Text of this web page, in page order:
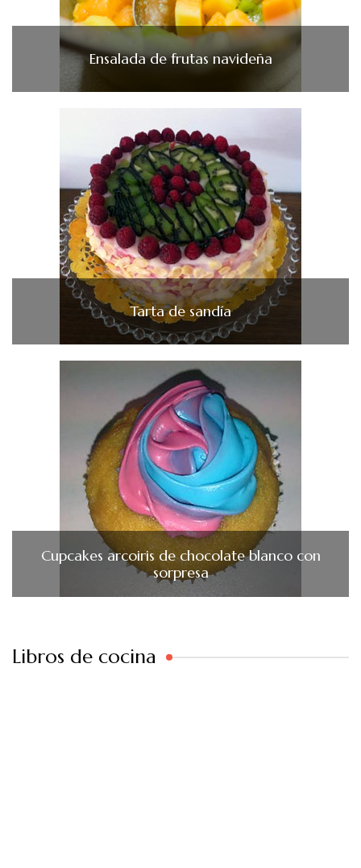
Ensalada de frutas navideña
Tarta de sandía
Cupcakes arcoiris de chocolate blanco con
sorpresa
Libros de cocina